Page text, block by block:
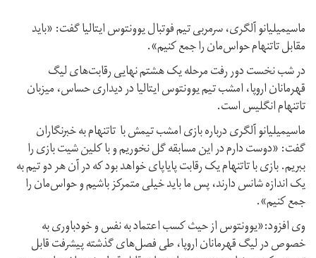
ماسیمیلیانو آلگری، سرمربی تیم فوتبال یوونتوس ایتالیا گفت: «باید
مقابل تاتنهام حواس‌مان را جمع کنیم».
در شب نخست دور رفت مرحله یک هشتم نهایی رقابت‌های لیگ
قهرمانان اروپا، امشب تیم یوونتوس ایتالیا در دیداری حساس، میزبان
تاتنهام انگلیس است.
ماسیمیلیانو آلگری درباره بازی امشب تیمش با تاتنهام به خبرنگاران
گفت: «دوست دارم در این مسابقه گل نخوریم و با کلین شیت بازی را
ببریم. بازی با تاتنهام یک رقابت پایاپای خواهد بود که در آن هر دو تیم به
یک اندازه شانس دارند، پس ما باید خیلی متمرکز باشیم و حواس‌مان را
جمع کنیم».
وی افزود:«یوونتوس از حیث کسب اعتماد به نفس و خودباوری به
خصوص در لیگ قهرمانان اروپا، طی فصل‌های گذشته پیشرفت قابل